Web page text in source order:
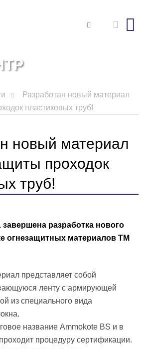
Разработан новый материал
пластиковых труб!
новый материал
проходок
труб!
завершена разработка нового
огнезащитных материалов ТМ
представляет собой
ленту с армирующей
из специального вида
название Ammokote BS и в
процедуру сертификации.